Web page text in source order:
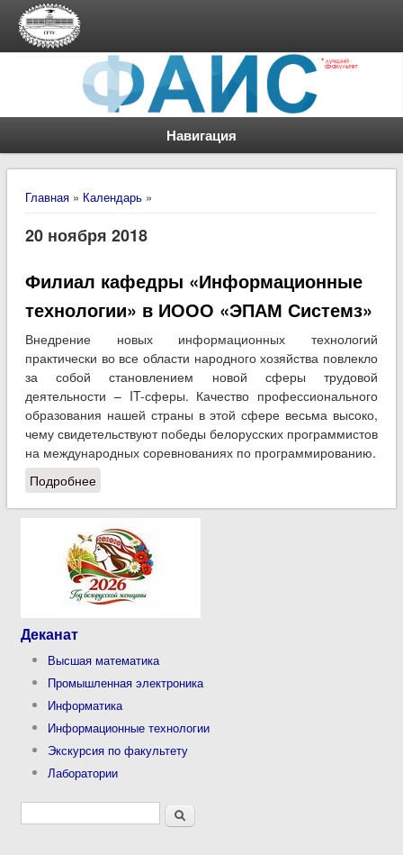
Навигация
Вы здесь
Главная» Календарь»
20 ноября 2018
Филиал кафедры «Информационные
технологии» в ИООО «ЭПАМ Системз»
Внедрение новых информационных технологий
практически во все области народного хозяйства повлекло
за собой становлением новой сферы трудовой
деятельности – IT-сферы. Качество профессионального
образования нашей страны в этой сфере весьма высоко,
чему свидетельствуют победы белорусских программистов
на международных соревнованиях по программированию.
Подробнеео Филиал кафедры «Информационные
технологии» в ИООО «ЭПАМ Системз»
Деканат
Высшая математика
Промышленная электроника
Информатика
Информационные технологии
Экскурсия по факультету
Лаборатории
Форма поискаПоиск